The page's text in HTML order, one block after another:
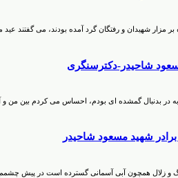
بر مزار شهیدان و رفتگان گرد آمده بودند، می
شاحیدر-دکترسنگری
در بدنبال گمشده ای بودم، احساس می کردم بین
شهید مسعود شاحیدر
و زلال همچون آبی آسمانی گسترده است در پیش